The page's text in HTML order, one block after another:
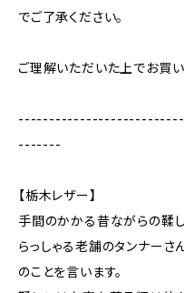
でご了承ください。
ご理解いただいた上でお買い
-------
【栃木レザー】
手間のかかる昔ながらの鞣
らっしゃる老舗のタンナーさ
のことを言います。